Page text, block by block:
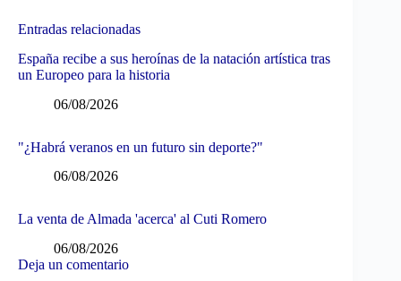
Entradas relacionadas
España recibe a sus heroínas de la natación artística tras
un Europeo para la historia
06/08/2026
"¿Habrá veranos en un futuro sin deporte?"
06/08/2026
La venta de Almada 'acerca' al Cuti Romero
06/08/2026
Deja un comentario